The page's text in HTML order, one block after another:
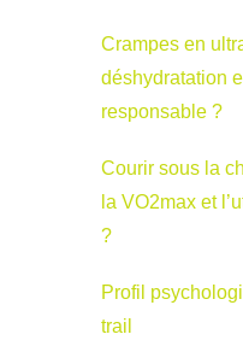
Crampes en
déshydratation
responsable ?
Courir sous la
la VO2max et
?
Profil
trail